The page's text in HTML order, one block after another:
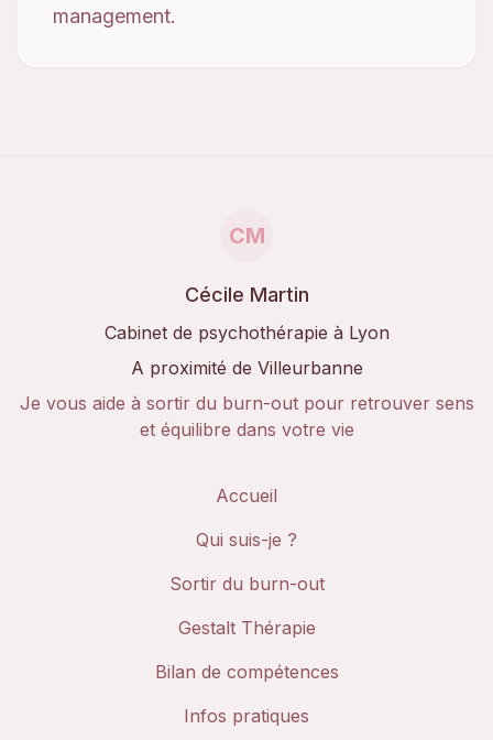
management.
CM
Cécile Martin
Cabinet de psychothérapie à Lyon
A proximité de Villeurbanne
Je vous aide à sortir du burn-out pour retrouver sens
et équilibre dans votre vie
Accueil
Qui suis-je ?
Sortir du burn-out
Gestalt Thérapie
Bilan de compétences
Infos pratiques